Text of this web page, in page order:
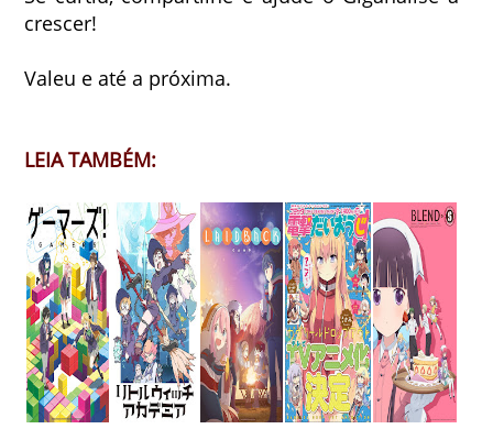
crescer!
Valeu e até a próxima.
LEIA TAMBÉM: